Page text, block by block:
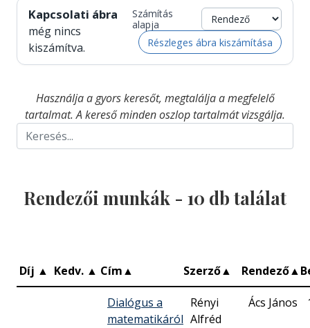
Kapcsolati ábra
még nincs
kiszámítva.
Számítás
alapja
Részleges ábra kiszámítása
Használja a gyors keresőt, megtalálja a megfelelő
tartalmat. A kereső minden oszlop tartalmát vizsgálja.
Rendezői munkák - 10 db találat
Díj ▲ Kedv. ▲ Cím▲ Szerző▲ Rendező▲
Dialógus a
matematikáról
Rényi
Alfréd
Ács János